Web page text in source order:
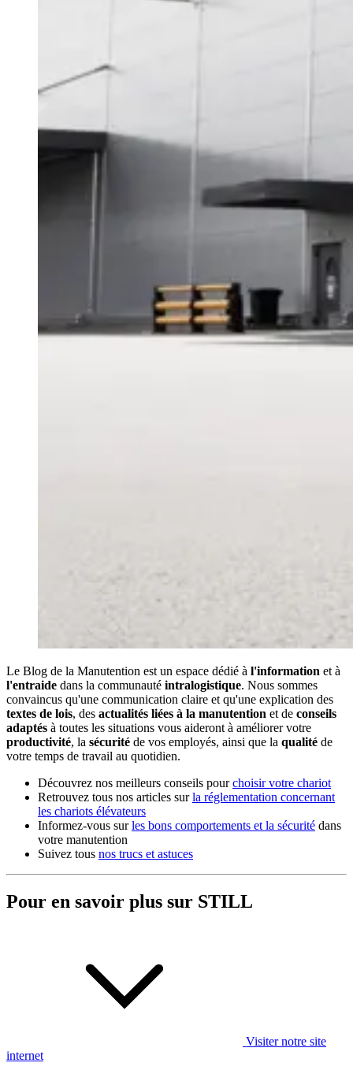
Le Blog de la Manutention est un espace dédié à l'information et à
l'entraide dans la communauté intralogistique. Nous sommes
convaincus qu'une communication claire et qu'une explication des
textes de lois, des actualités liées à la manutention et de conseils
adaptés à toutes les situations vous aideront à améliorer votre
productivité, la sécurité de vos employés, ainsi que la qualité de
votre temps de travail au quotidien.
Découvrez nos meilleurs conseils pourchoisir votre chariot
Retrouvez tous nos articles surla réglementation concernant
les chariots élévateurs
Informez-vous surles bons comportements et la sécurité dans
votre manutention
Suivez tous nos trucs et astuces
Pour en savoir plus sur STILL
Visiter notre site
internet